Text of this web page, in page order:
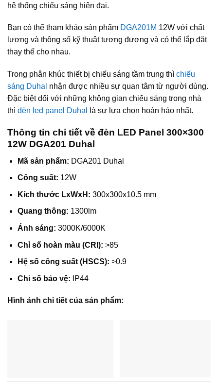
hệ thống chiếu sáng hiện đại.
Bạn có thể tham khảo sản phẩm DGA201M 12W với chất
lượng và thông số kỹ thuật tương đương và có thể lắp đặt
thay thế cho nhau.
Trong phân khúc thiết bị chiếu sáng tầm trung thì chiếu
sáng Duhal nhận được nhiều sự quan tâm từ người dùng.
Đặc biệt dối với những không gian chiếu sáng trong nhà
thì đèn led panel Duhal là sự lựa chọn hoàn hảo nhất.
Thông tin chi tiết về đèn LED Panel 300×300
12W DGA201 Duhal
Mã sản phẩm: DGA201 Duhal
Công suất: 12W
Kích thước LxWxH: 300x300x10.5 mm
Quang thông: 1300lm
Ánh sáng: 3000K/6000K
Chỉ số hoàn màu (CRI): >85
Hệ số công suất (HSCS): >0.9
Chỉ số bảo vệ: IP44
Hình ảnh chi tiết của sản phẩm: